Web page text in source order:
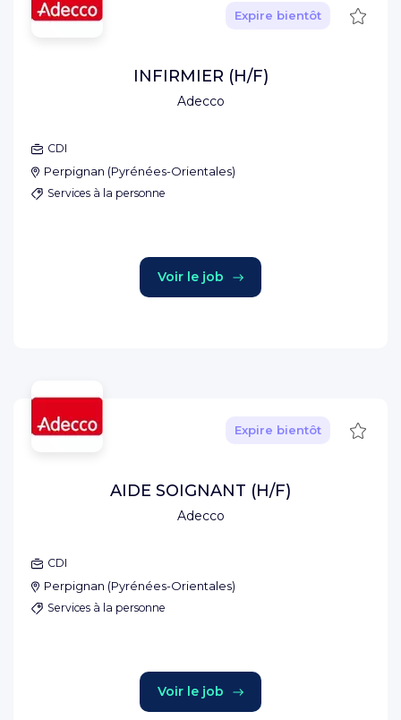
Adecco
Expire bientôt
INFIRMIER (H/F)
CDI
Perpignan (Pyrénées-Orientales)
Services à la personne
Voir le job
Adecco
Expire bientôt
AIDE SOIGNANT (H/F)
CDI
Perpignan (Pyrénées-Orientales)
Services à la personne
Voir le job